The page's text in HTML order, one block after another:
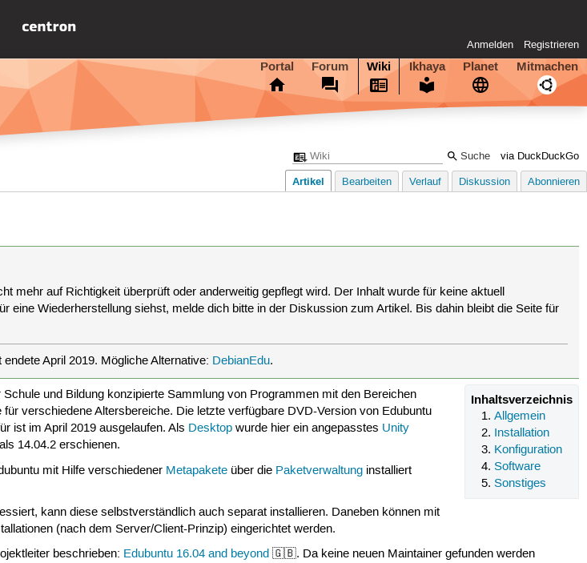
Anmelden Registrieren
Portal Forum Wiki Ikhaya Planet Mitmachen
via DuckDuckGo
Artikel Bearbeiten Verlauf Diskussion Abonnieren
mehr auf Richtigkeit überprüft oder anderweitig gepflegt wird. Der Inhalt wurde für keine aktuell
eine Wiederherstellung siehst, melde dich bitte in der Diskussion zum Artikel. Bis dahin bleibt die Seite für
April 2019. Mögliche Alternative: DebianEdu.
Inhaltsverzeichnis
Allgemein
Installation
Konfiguration
Software
Sonstiges
und Bildung konzipierte Sammlung von Programmen mit den Bereichen
verschiedene Altersbereiche. Die letzte verfügbare DVD-Version von Edubuntu
ist im April 2019 ausgelaufen. Als Desktopwurde hier ein angepasstes Unity
14.04.2 erschienen.
mit Hilfe verschiedener Metapakete über die Paketverwaltung installiert
kann diese selbstverständlich auch separat installieren. Daneben können mit
(nach dem Server/Client-Prinzip) eingerichtet werden.
beschrieben: Edubuntu 16.04 and beyond 🇬🇧. Da keine neuen Maintainer gefunden werden